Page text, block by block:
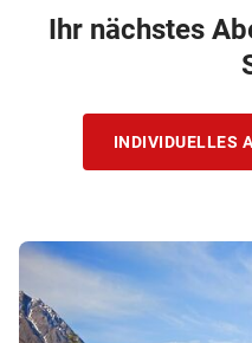
Ihr nächstes
INDIVIDUELLES